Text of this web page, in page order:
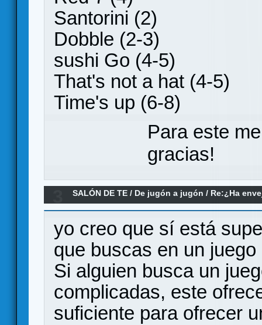
Santorini (2)
Dobble (2-3)
sushi Go (4-5)
That's not a hat (4-5)
Time's up (6-8)
Para este
gracias!
SALÓN DE TE / De jugón a jugón / Re:¿Ha
yo creo que sí está
que buscas en un
Si alguien busca un
complicadas, este
suficiente para ofrecer